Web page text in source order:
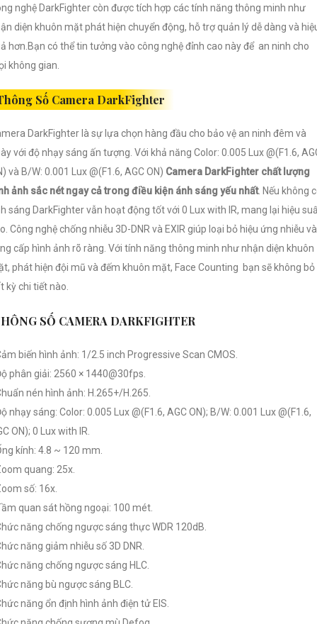
nghệ DarkFighter còn được tích hợp các tính năng thông minh như
diện khuôn mặt phát hiện chuyển động, hỗ trợ quản lý dễ dàng và
hơn.Bạn có thể tin tưởng vào công nghệ đỉnh cao này để an ninh cho
không gian.
Số Camera DarkFighter
DarkFighter là sự lựa chọn hàng đầu cho bảo vệ an ninh đêm và
với độ nhạy sáng ấn tượng. Với khả năng Color: 0.005 Lux @(F1.6,
và B/W: 0.001 Lux @(F1.6, AGC ON) Camera DarkFighter chất lượng
ảnh sắc nét ngay cả trong điều kiện ánh sáng yếu nhất. Nếu không
sáng DarkFighter vẫn hoạt động tốt với 0 Lux with IR, mang lại hiệu
Công nghệ chống nhiễu 3D-DNR và EXIR giúp loại bỏ hiệu ứng nhiễu và
cấp hình ảnh rõ ràng. Với tính năng thông minh như nhận diện khuôn
phát hiện đội mũ và đếm khuôn mặt, Face Counting bạn sẽ không bỏ
kỳ chi tiết nào.
SỐ CAMERA DARKFIGHTER
biến hình ảnh: 1/2.5 inch Progressive Scan CMOS.
phân giải: 2560 × 1440@30fps.
nén hình ảnh: H.265+/H.265.
nhạy sáng: Color: 0.005 Lux @(F1.6, AGC ON); B/W: 0.001 Lux @(F1.6,
ON); 0 Lux with IR.
kính: 4.8 ~ 120 mm.
quang: 25x.
số: 16x.
quan sát hồng ngoại: 100 mét.
năng chống ngược sáng thực WDR 120dB.
năng giảm nhiễu số 3D DNR.
năng chống ngược sáng HLC.
năng bù ngược sáng BLC.
năng ổn định hình ảnh điện tử EIS.